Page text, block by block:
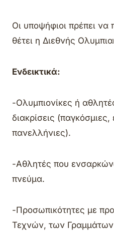
Οι υποψήφιοι πρέπει να
θέτει η Διεθνής
Ενδεικτικά:
-Ολυμπιονίκες ή
διακρίσεις
πανελλήνιες).
-Αθλητές που
πνεύμα.
-Προσωπικότητες με
Τεχνών, των Γραμμάτων